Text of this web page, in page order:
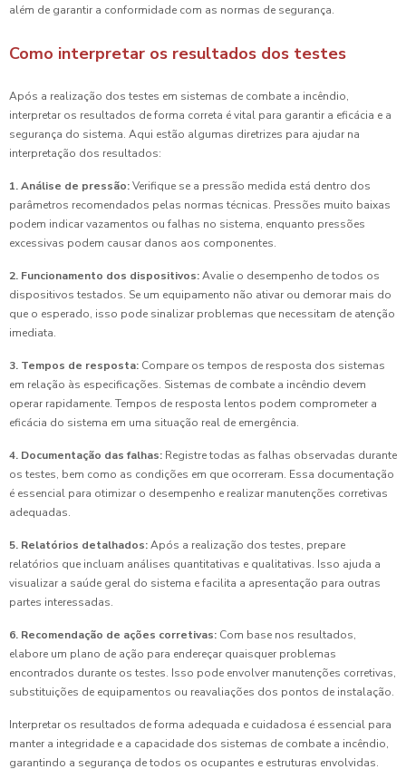
além de garantir a conformidade com as normas de segurança.
Como interpretar os resultados dos testes
Após a realização dos testes em sistemas de combate a incêndio,
interpretar os resultados de forma correta é vital para garantir a eficácia e a
segurança do sistema. Aqui estão algumas diretrizes para ajudar na
interpretação dos resultados:
1. Análise de pressão:Verifique se a pressão medida está dentro dos
parâmetros recomendados pelas normas técnicas. Pressões muito baixas
podem indicar vazamentos ou falhas no sistema, enquanto pressões
excessivas podem causar danos aos componentes.
2. Funcionamento dos dispositivos:Avalie o desempenho de todos os
dispositivos testados. Se um equipamento não ativar ou demorar mais do
que o esperado, isso pode sinalizar problemas que necessitam de atenção
imediata.
3. Tempos de resposta: Compare os tempos de resposta dos sistemas
em relação às especificações. Sistemas de combate a incêndio devem
operar rapidamente. Tempos de resposta lentos podem comprometer a
eficácia do sistema em uma situação real de emergência.
4. Documentação das falhas: Registre todas as falhas observadas durante
os testes, bem como as condições em que ocorreram. Essa documentação
é essencial para otimizar o desempenho e realizar manutenções corretivas
adequadas.
5. Relatórios detalhados:Após a realização dos testes, prepare
relatórios que incluam análises quantitativas e qualitativas. Isso ajuda a
visualizar a saúde geral do sistema e facilita a apresentação para outras
partes interessadas.
6. Recomendação de ações corretivas: Com base nos resultados,
elabore um plano de ação para endereçar quaisquer problemas
encontrados durante os testes. Isso pode envolver manutenções corretivas,
substituições de equipamentos ou reavaliações dos pontos de instalação.
Interpretar os resultados de forma adequada e cuidadosa é essencial para
manter a integridade e a capacidade dos sistemas de combate a incêndio,
garantindo a segurança de todos os ocupantes e estruturas envolvidas.